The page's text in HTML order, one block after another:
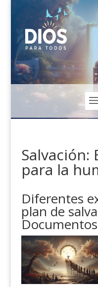
Salvación:
para la
Diferentes
plan de